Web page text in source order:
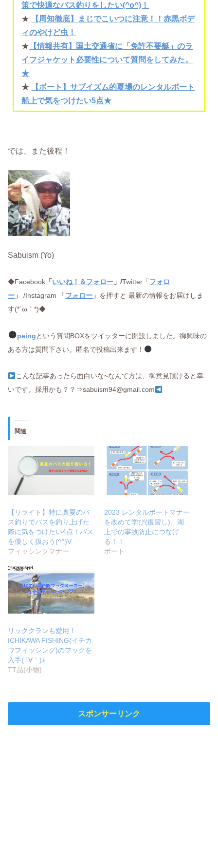
策で快適なバス釣りをしたい(^o^)！
★
【周知徹底】まじでこいつに注意！！赤黒ボデ
ィのやけど虫！
★ 【情報共有】国土交通省に「免許不要艇」のラ
イフジャケット必要性について質問をしてみた。
★
★
【ボート】サブイズム的夏場のレンタルボート
船上で気をつけたい5点★
では、また後程！
Sabuism (Yo)
◆Facebook 「 いいね！＆フォロー 」/Twitter「 フォロ
ー 」/Instagram 「 フォロー 」 を押すと 最新の情報をお届けしま
す(*´ω｀*)◆
peingという質問BOXをツイッターに開設しました。御興味の
ある方は質問下さい。匿名で投稿出来ます！
こんな記事あったら面白いな~なんて方は、御意見頂けると幸
いです。採用かも？？⇒sabuism94@gmail.com
関連
【リライト】特に真夏のバ
ス釣りでバスを釣り上げた
際に気をつけたい4点！バス
を優しく扱おう(^^)V
フィッシングマナー
2023 レンタルボートマナー
を改めて学び(復習し)、湖
上での事故防止につなげ
る！！
ボート
リッククランも愛用！
ICHIKAWA FISHING(イチカ
ワフィッシング)のフックを
入手( ´∀｀)♪
TT品(小物)
スポンサーリンク